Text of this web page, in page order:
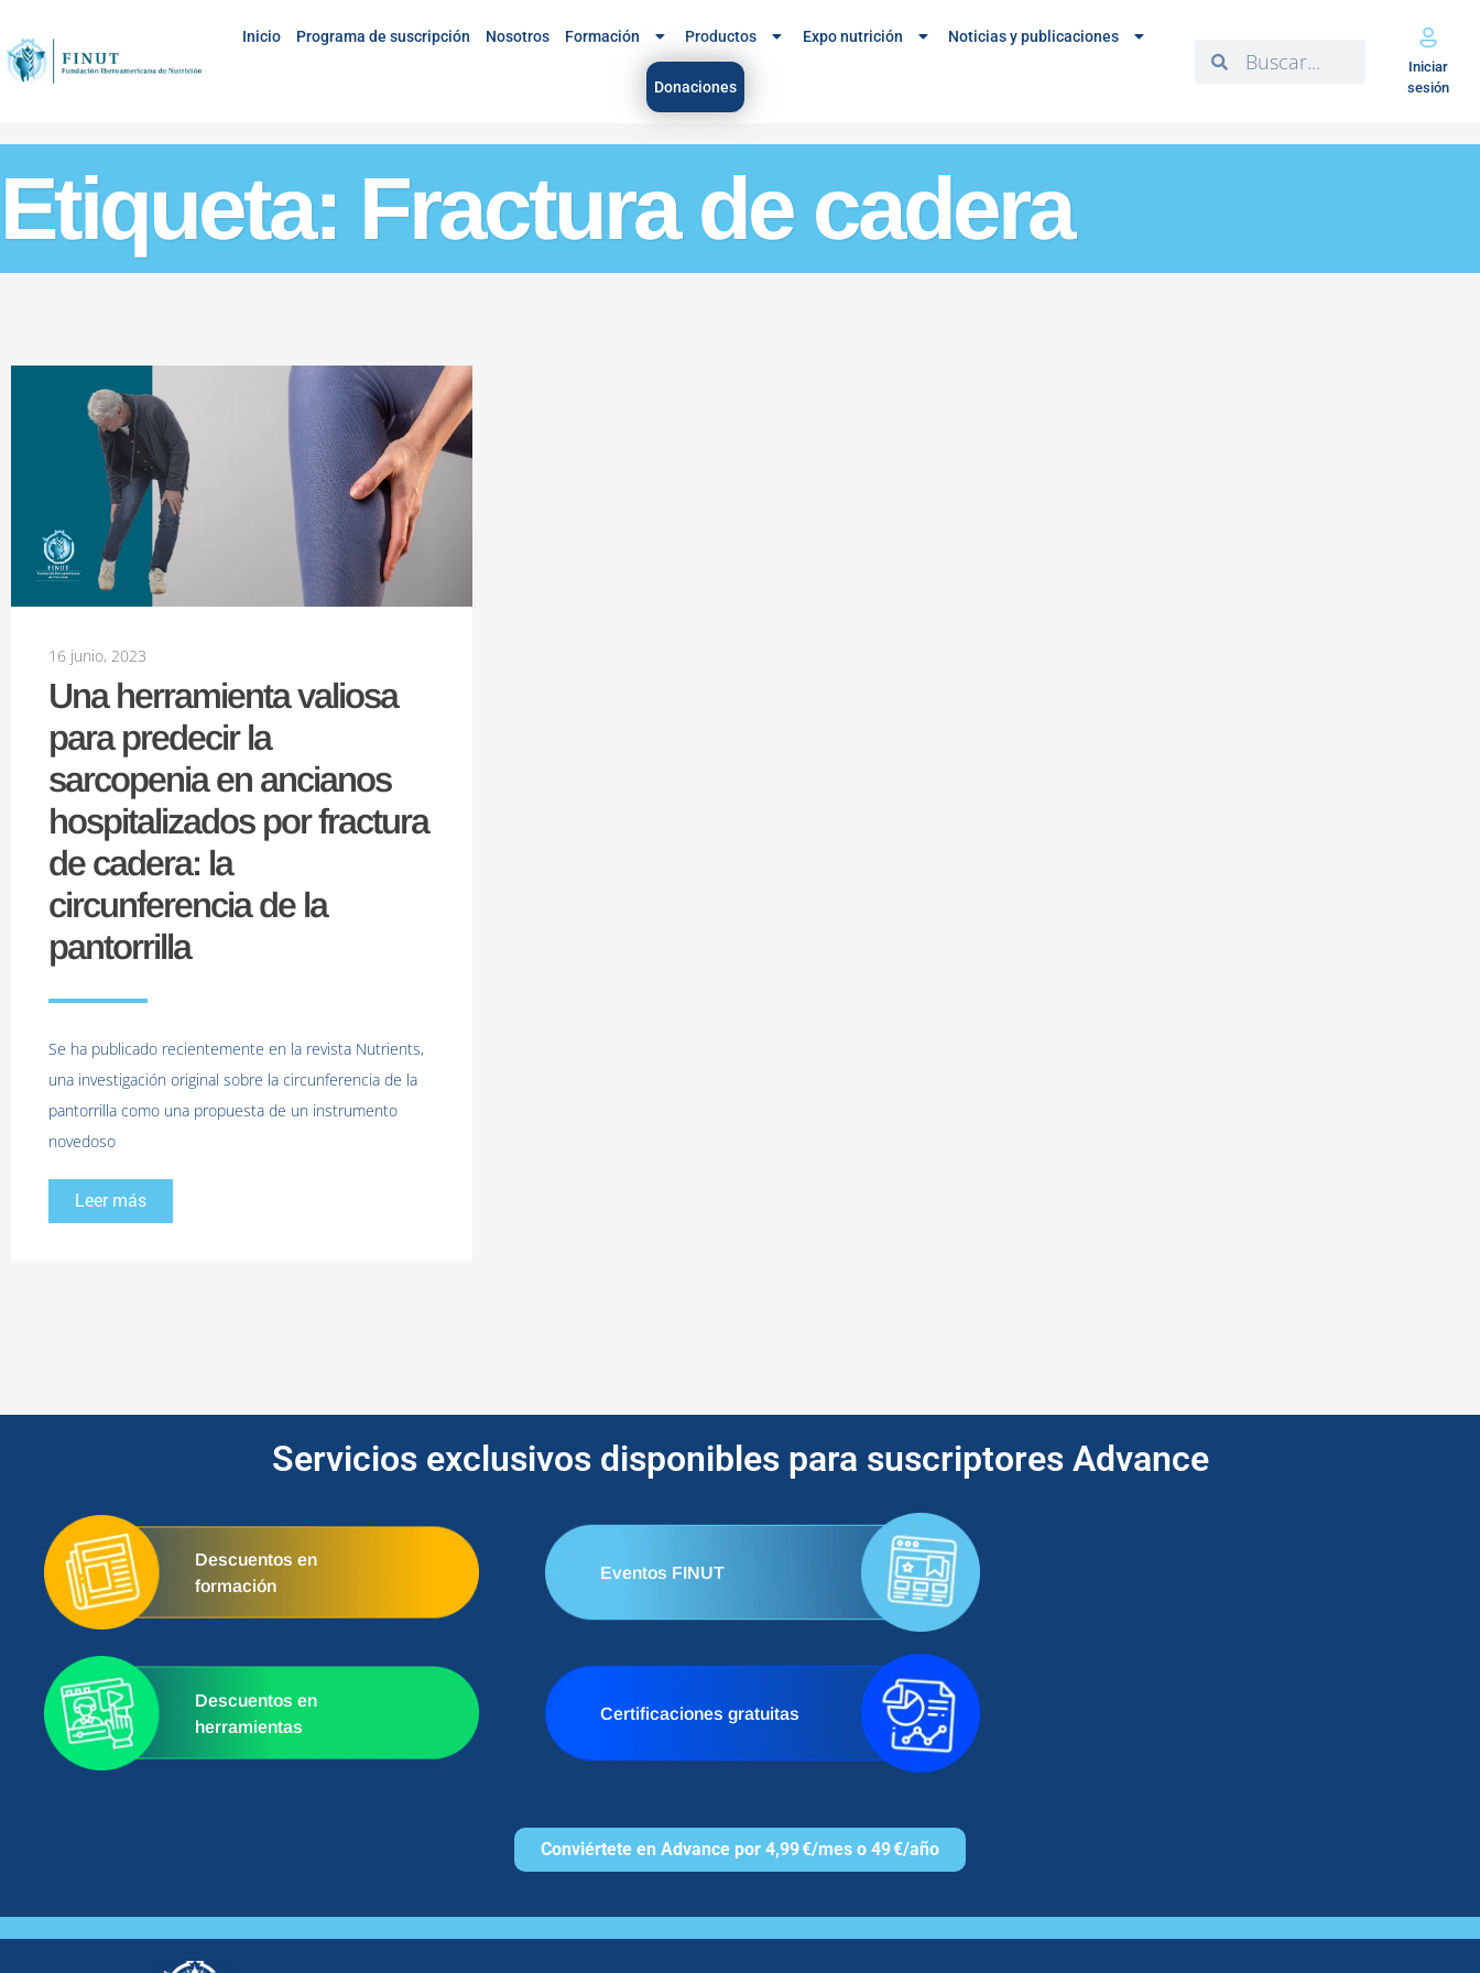
Inicio Programa de suscripción Nosotros Formación Productos Expo nutrición Noticias y publicaciones
Donaciones
Iniciar
sesión
Etiqueta: Fractura de cadera
16 junio, 2023
Una herramienta valiosa
para predecir la
sarcopenia en ancianos
hospitalizados por fractura
de cadera: la
circunferencia de la
pantorrilla
Se ha publicado recientemente en la revista Nutrients,
una investigación original sobre la circunferencia de la
pantorrilla como una propuesta de un instrumento
novedoso
Leer más
Servicios exclusivos disponibles para suscriptores Advance
Descuentos en
formación
Eventos FINUT
Descuentos en
herramientas
Certificaciones gratuitas
Conviértete en Advance por 4,99 €/mes o 49 €/año